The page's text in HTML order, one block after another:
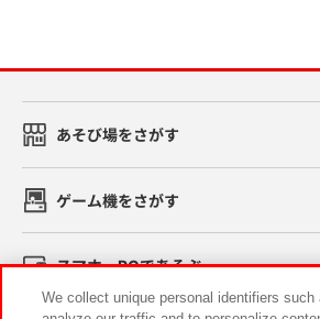
あそび場をさがす
ゲーム機をさがす
スマホ・PCであそぶ
We collect unique personal identifiers